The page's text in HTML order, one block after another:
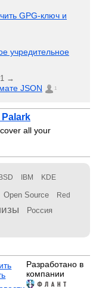
GPG-ключ и
учредительное
→
JSON 1
Palark
all your
IBM KDE
Open Source Red
Россия
Разработано в
компании